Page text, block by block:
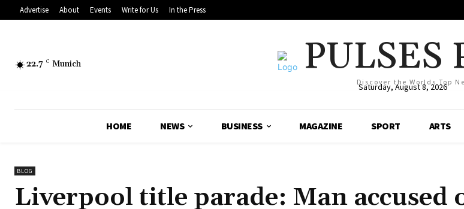
Advertise About Events Write for Us In the Press
22.7 C Munich PULSES
Discover the Worlds Top
Saturday, August 8, 2026
HOME NEWS BUSINESS MAGAZINE SPORT ARTS
BLOG
Liverpool title parade: Man accused